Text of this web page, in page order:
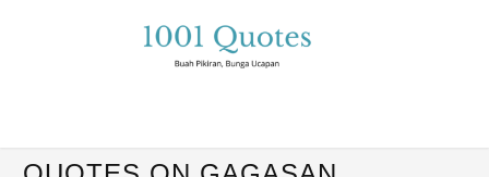
Quote Hari Puisi